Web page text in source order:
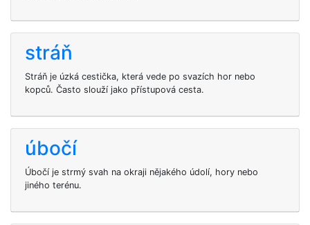
stráň
Stráň je úzká cestička, která vede po svazích hor nebo
kopců. Často slouží jako přístupová cesta.
úbočí
Úbočí je strmý svah na okraji nějakého údolí, hory nebo
jiného terénu.